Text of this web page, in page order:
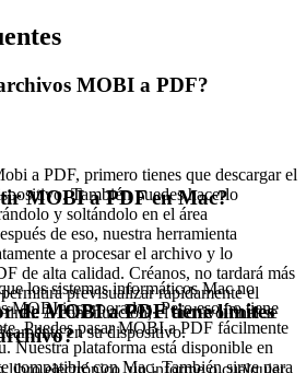
MOBI a PDF?
a PDF, primero tienes que descargar el
También puedes hacerlo
y soltándolo en el área
de eso, nuestra herramienta
a procesar el archivo y lo
de alta calidad. Créanos, no tardará más
previsualizar rápidamente el
final. A continuación, el archivo final se
en su dispositivo.
MOBI a PDF en Mac?
los sistemas informáticos Mac no
MOBI incorporados. Pero eso no tiene
Puedes pasar MOBI a PDF fácilmente
Nuestra plataforma está disponible en
compatible con Mac. También sirve para
de MOBI a PDF tiene límites